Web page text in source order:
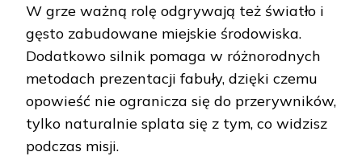
W grze ważną rolę odgrywają też światło i
gęsto zabudowane miejskie środowiska.
Dodatkowo silnik pomaga w różnorodnych
metodach prezentacji fabuły, dzięki czemu
opowieść nie ogranicza się do przerywników,
tylko naturalnie splata się z tym, co widzisz
podczas misji.